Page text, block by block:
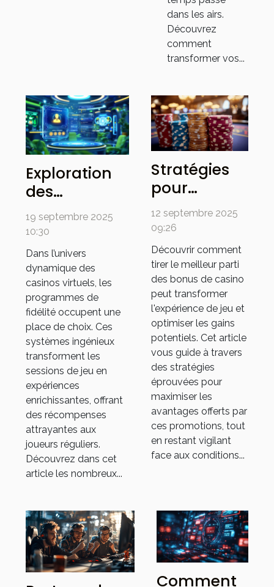
dans les airs.
Découvrez
comment
transformer vos...
Exploration
des
avantages
des
programmes
de fidélité
dans les
casinos
virtuels
19 septembre 2025
10:30
Dans l’univers
dynamique des
casinos virtuels, les
programmes de
fidélité occupent une
place de choix. Ces
systèmes ingénieux
transforment les
sessions de jeu en
expériences
enrichissantes, offrant
des récompenses
attrayantes aux
joueurs réguliers.
Découvrez dans cet
article les nombreux...
Stratégies
pour
maximiser
les
avantages
des bonus
de casino
12 septembre 2025
09:26
Découvrir comment
tirer le meilleur parti
des bonus de casino
peut transformer
l'expérience de jeu et
optimiser les gains
potentiels. Cet article
vous guide à travers
des stratégies
éprouvées pour
maximiser les
avantages offerts par
ces promotions, tout
en restant vigilant
face aux conditions...
Comment